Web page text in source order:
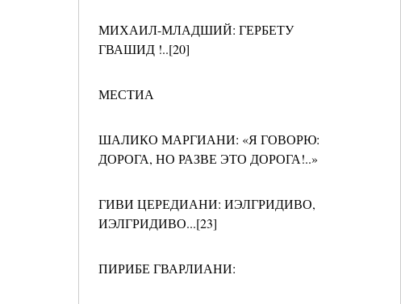
МИХАИЛ-МЛАДШИЙ: ГЕРБЕТУ
ГВАШИД !..[20]
МЕСТИА
ШАЛИКО МАРГИАНИ: «Я ГОВОРЮ:
ДОРОГА, НО РАЗВЕ ЭТО ДОРОГА!..»
ГИВИ ЦЕРЕДИАНИ: ИЭЛГРИДИВО,
ИЭЛГРИДИВО...[23]
ПИРИБЕ ГВАРЛИАНИ: